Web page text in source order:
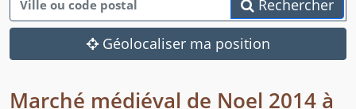
Rechercher
Géolocaliser ma position
Marché médiéval de Noel 2014 à